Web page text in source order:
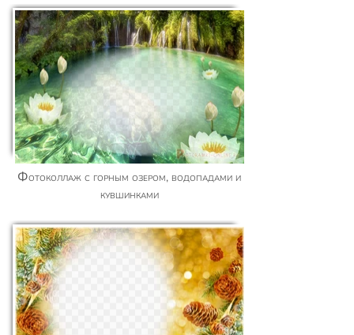
Фотоколлаж с горным озером, водопадами и
кувшинками